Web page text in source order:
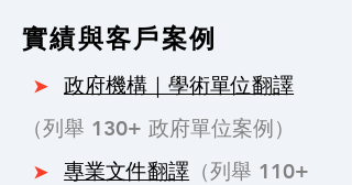
實績與客戶案例
➤政府機構｜學術單位翻譯
（列舉 130+ 政府單位案例）
➤專業文件翻譯 （列舉 110+